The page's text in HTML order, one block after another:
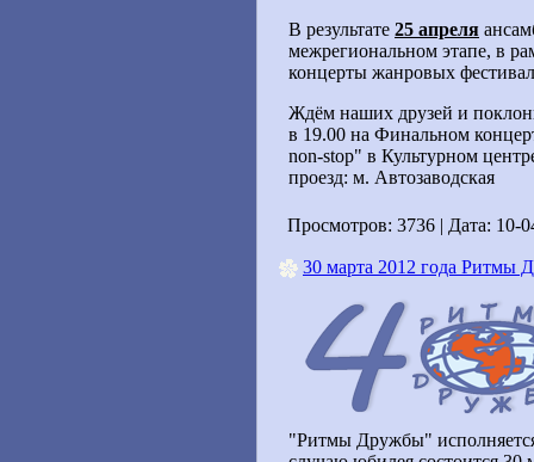
В результате 25 апреля
межрегиональном этапе, в
концерты жанровых
Ждём наших друзей и
в 19.00 на Финальном
non-stop" в Культурном
проезд: м. Автозаводская
Просмотров: 3736 | Дата: 10-
30 марта 2012 года Ритмы
"Ритмы Дружбы"